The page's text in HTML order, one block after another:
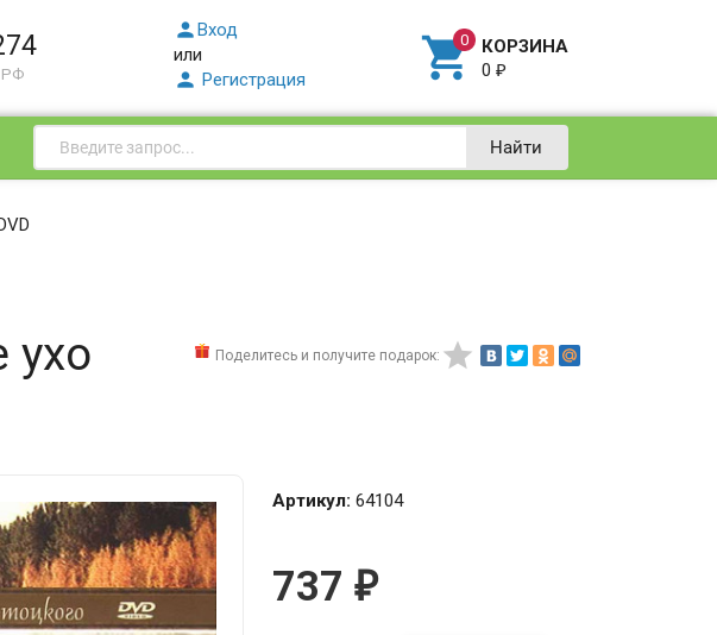
РФ
Вход
или
 Регистрация  КОРЗИНА
0₽
Найти
Поделитесь и получите подарок: 
Артикул: 64104
737 ₽